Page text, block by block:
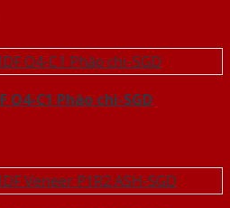
O4-C1 Phào chi-SGD